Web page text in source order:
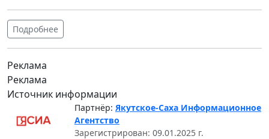
Подробнее
Реклама
Реклама
Источник информации
Партнёр: Якутское-Саха Информационное
Агентство
Зарегистрирован: 09.01.2025 г.